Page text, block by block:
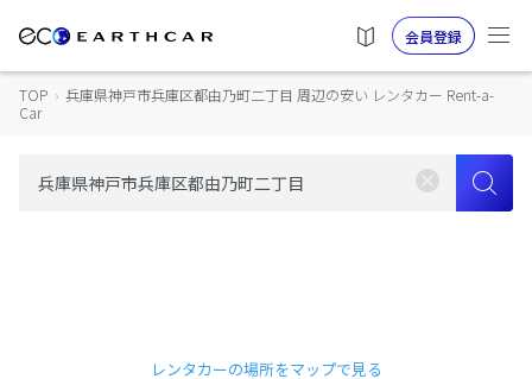
会員登録
TOP › 兵庫県神戸市兵庫区都由乃町二丁目 周辺の安い レンタカー Rent-a-
Car
レンタカーの場所をマップで見る